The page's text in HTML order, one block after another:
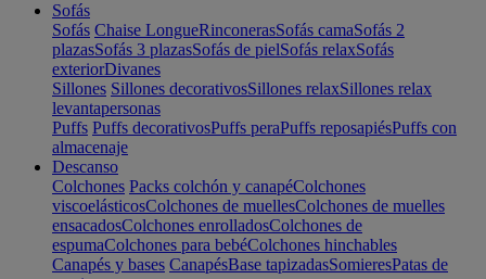
Sofás
Sofás Chaise LongueRinconerasSofás camaSofás 2
plazasSofás 3 plazasSofás de pielSofás relaxSofás
exteriorDivanes
Sillones Sillones decorativosSillones relaxSillones relax
levantapersonas
Puffs Puffs decorativosPuffs peraPuffs reposapiésPuffs con
almacenaje
Descanso
Colchones Packs colchón y canapéColchones
viscoelásticosColchones de muellesColchones de muelles
ensacadosColchones enrolladosColchones de
espumaColchones para bebéColchones hinchables
Canapés y bases CanapésBase tapizadasSomieresPatas de